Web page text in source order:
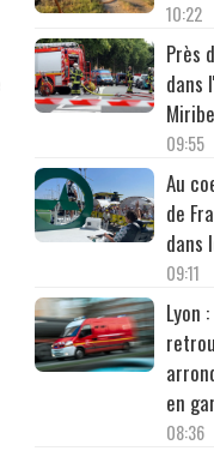
10:22
Près
dans
09:55
Au
de
dans
09:11
Lyon
en
08:36